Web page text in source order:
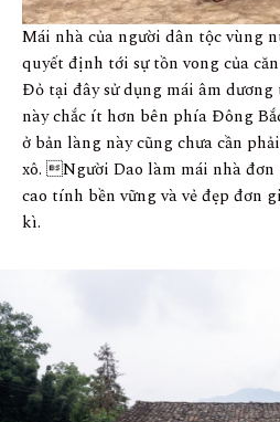
Mái nhà của người dân tộc vùng
quyết định tới sự tồn vong của
Đỏ tại đây sử dụng mái âm
này chắc ít hơn bên phía Đông
ở bản làng này cũng chưa cần
xô. Người Dao làm mái nhà đơn
cao tính bền vững và vẻ đẹp đơn
kì.